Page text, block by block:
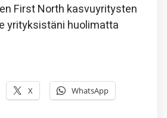
First North kasvuyritysten
yrityksistäni huolimatta
X WhatsApp